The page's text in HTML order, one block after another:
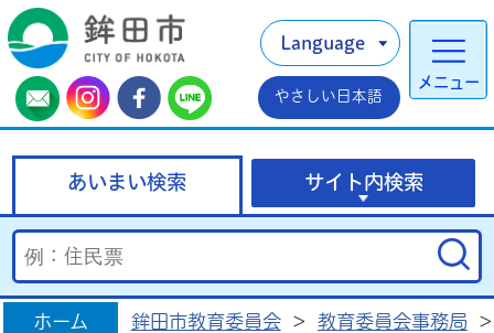
メニュー
Language
やさしい日本語
あいまい検索 サイト内検索
ホーム 鉾田市教育委員会 > 教育委員会事務局 >